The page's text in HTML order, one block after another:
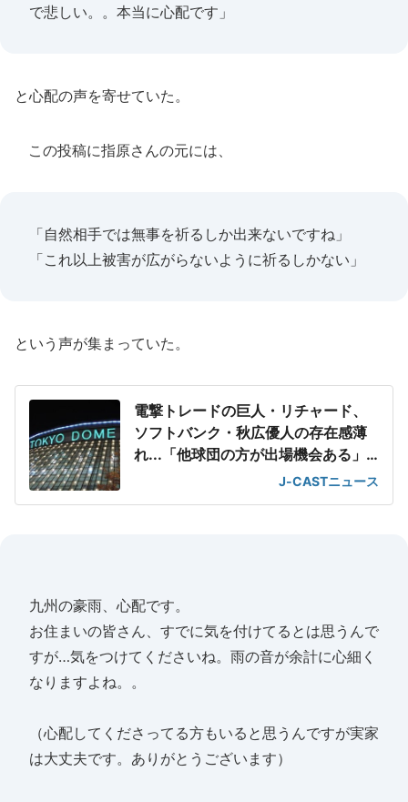
で悲しい。。本当に心配です」
と心配の声を寄せていた。
この投稿に指原さんの元には、
「自然相手では無事を祈るしか出来ないですね」
「これ以上被害が広がらないように祈るしかない」
という声が集まっていた。
電撃トレードの巨人・リチャード、
ソフトバンク・秋広優人の存在感薄
れ...「他球団の方が出場機会ある」
J-CASTニュース
九州の豪雨、心配です。
お住まいの皆さん、すでに気を付けてるとは思うんで
すが…気をつけてくださいね。雨の音が余計に心細く
なりますよね。。
（心配してくださってる方もいると思うんですが実家
は大丈夫です。ありがとうございます）